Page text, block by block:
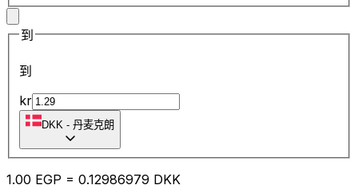
到
到
kr
DKK - 丹麦克朗
1.00 EGP = 0.12986979 DKK